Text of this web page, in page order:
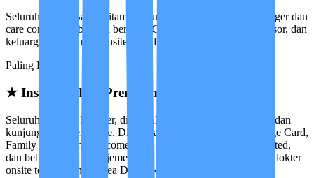
Seluruh sistem Basic, ditambah kunjungan onsite Case Manager dan
care conference berkala bersama Care Partner, Medical Advisor, dan
keluarga. Kunjungan onsite tersedia untuk area DKI Jakarta.
Paling Lengkap
★ Insan Medika Premium
Seluruh layanan Reguler, ditambah dedicated Case Manager dan
kunjungan dokter onsite. Dilengkapi Priority Access, Privilege Card,
Family Care Plan, Welcome Gift, garansi penggantian unlimited,
dan bebas Biaya Manajemen saat perpanjangan. Kunjungan dokter
onsite tersedia untuk area DKI Jakarta.